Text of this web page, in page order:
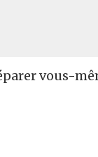
vous-